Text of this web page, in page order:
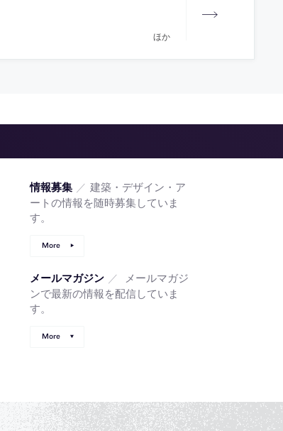
ほか
情報募集 ／ 建築・デザイン・ア
ートの情報を随時募集していま
す。
More
メールマガジン ／
メールマガジ
ンで最新の情報を配信していま
す。
More